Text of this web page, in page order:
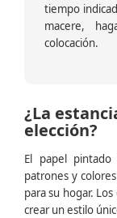
tiempo
macere,
colocación.
¿La
elección?
El papel
patrones y
para su hogar.
crear un estilo